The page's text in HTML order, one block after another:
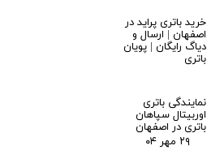
خرید باتری پراید در
اصفهان | ارسال و
دیاگ رایگان | پویان
باتری
نمایندگی باتری
اوربیتال سپاهان
باتری در اصفهان
۲۹ مهر ۰۴